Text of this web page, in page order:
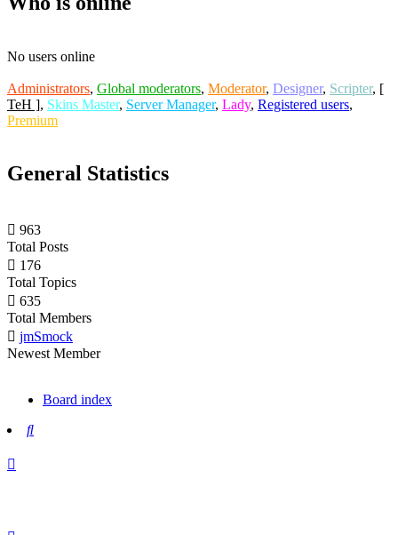
No users online
Administrators, Global moderators, Moderator, Designer, Scripter, [
TeH ], Skins Master, Server Manager, Lady, Registered users,
Premium
General Statistics
963
Total Posts
176
Total Topics
635
Total Members
jmSmock
Newest Member
Board index
Search